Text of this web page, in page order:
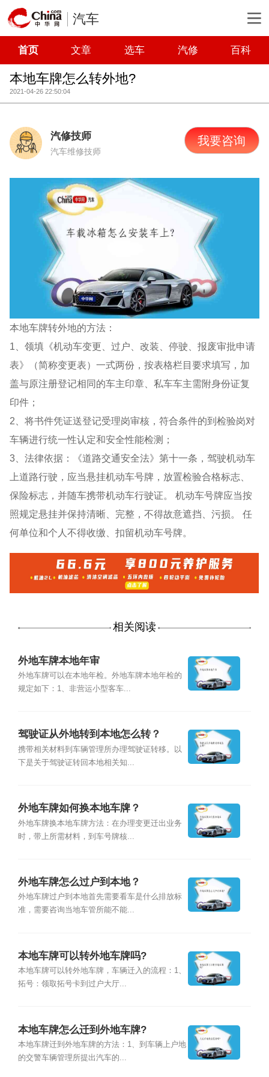
汽车
首页 文章 选车 汽修 百科
本地车牌怎么转外地?
2021-04-26 22:50:04
汽修技师
汽车维修技师
我要咨询
本地车牌转外地的方法：
1、领填《机动车变更、过户、改装、停驶、报废审批申请
表》（简称变更表）一式两份，按表格栏目要求填写，加
盖与原注册登记相同的车主印章、私车车主需附身份证复
印件；
2、将书件凭证送登记受理岗审核，符合条件的到检验岗对
车辆进行统一性认定和安全性能检测；
3、法律依据：《道路交通安全法》第十一条，驾驶机动车
上道路行驶，应当悬挂机动车号牌，放置检验合格标志、
保险标志，并随车携带机动车行驶证。 机动车号牌应当按
照规定悬挂并保持清晰、完整，不得故意遮挡、污损。 任
何单位和个人不得收缴、扣留机动车号牌。
相关阅读
外地车牌本地年审
外地车牌可以在本地年检。外地车牌本地年检的
规定如下：1、非营运小型客车...
驾驶证从外地转到本地怎么转？
携带相关材料到车辆管理所办理驾驶证转移。以
下是关于驾驶证转回本地相关知...
外地车牌如何换本地车牌？
外地车牌换本地车牌方法：在办理变更迁出业务
时，带上所需材料，到车号牌核...
外地车牌怎么过户到本地？
外地车牌过户到本地首先需要看车是什么排放标
准，需要咨询当地车管所能不能...
本地车牌可以转外地车牌吗?
本地车牌可以转外地车牌，车辆迁入的流程：1、
拓号：领取拓号卡到过户大厅...
本地车牌怎么迁到外地车牌?
本地车牌迁到外地车牌的方法：1、到车辆上户地
的交警车辆管理所提出汽车的...